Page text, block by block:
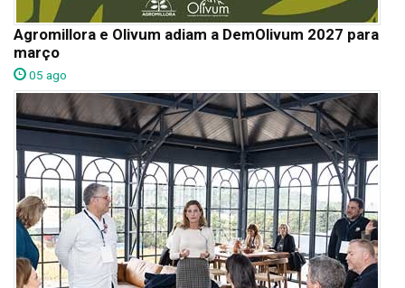
Agromillora e Olivum adiam a DemOlivum 2027 para
março
05 ago